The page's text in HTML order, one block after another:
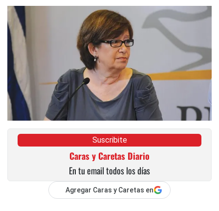
Suscribite
Caras y Caretas Diario
En tu email todos los días
Agregar Caras y Caretas en